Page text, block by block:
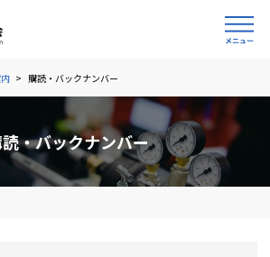
購読・バックナンバー
・バックナンバー